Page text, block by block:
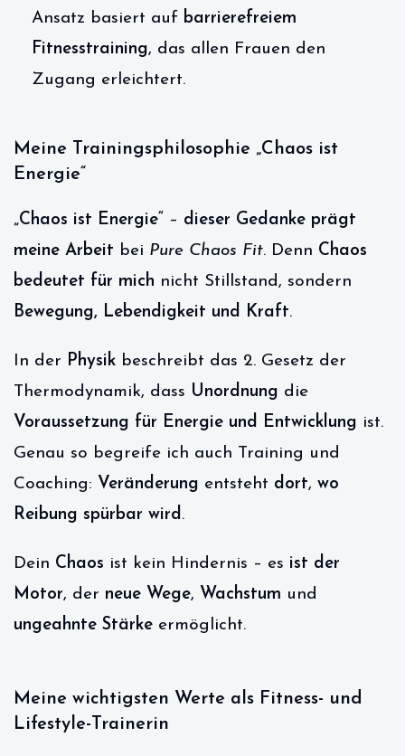
Ansatz basiert auf barrierefreiem
Fitnesstraining, das allen Frauen den
Zugang erleichtert.
Meine Trainingsphilosophie „Chaos ist
Energie“
„Chaos ist Energie“ – dieser Gedanke prägt
meine Arbeit bei Pure Chaos Fit. Denn Chaos
bedeutet für mich nicht Stillstand, sondern
Bewegung, Lebendigkeit und Kraft.
In der Physik beschreibt das 2. Gesetz der
Thermodynamik, dass Unordnung die
Voraussetzung für Energie und Entwicklung ist.
Genau so begreife ich auch Training und
Coaching: Veränderung entsteht dort, wo
Reibung spürbar wird.
Dein Chaos ist kein Hindernis – es ist der
Motor, der neue Wege, Wachstum und
ungeahnte Stärke ermöglicht.
Meine wichtigsten Werte als Fitness- und
Lifestyle-Trainerin